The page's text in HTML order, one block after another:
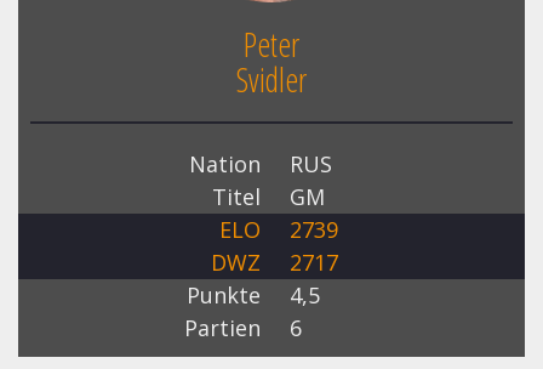
Peter
Svidler
Nation
RUS
Titel
GM
ELO
2739
DWZ
2717
Punkte
4,5
Partien
6